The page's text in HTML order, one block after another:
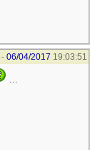
- 06/04/2017 19:03:51
...